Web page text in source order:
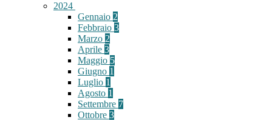
2024
Gennaio 2
Febbraio 3
Marzo 2
Aprile 3
Maggio 5
Giugno 1
Luglio 1
Agosto 1
Settembre 7
Ottobre 3